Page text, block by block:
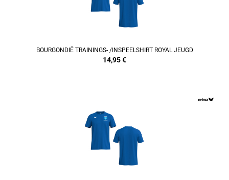
BOURGONDIË TRAININGS- /INSPEELSHIRT ROYAL JEUGD
14,95€